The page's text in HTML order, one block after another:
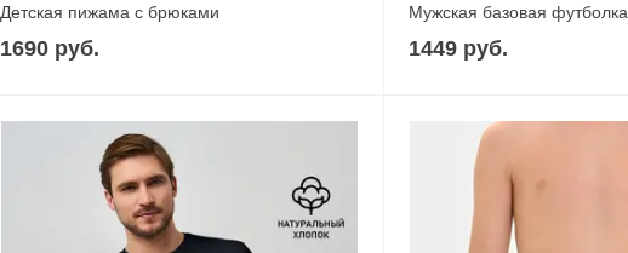
Детская пижама с брюками
1690 руб.
Мужская базовая футболка
1449 руб.